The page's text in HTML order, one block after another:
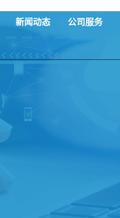
新闻动态 公司服务